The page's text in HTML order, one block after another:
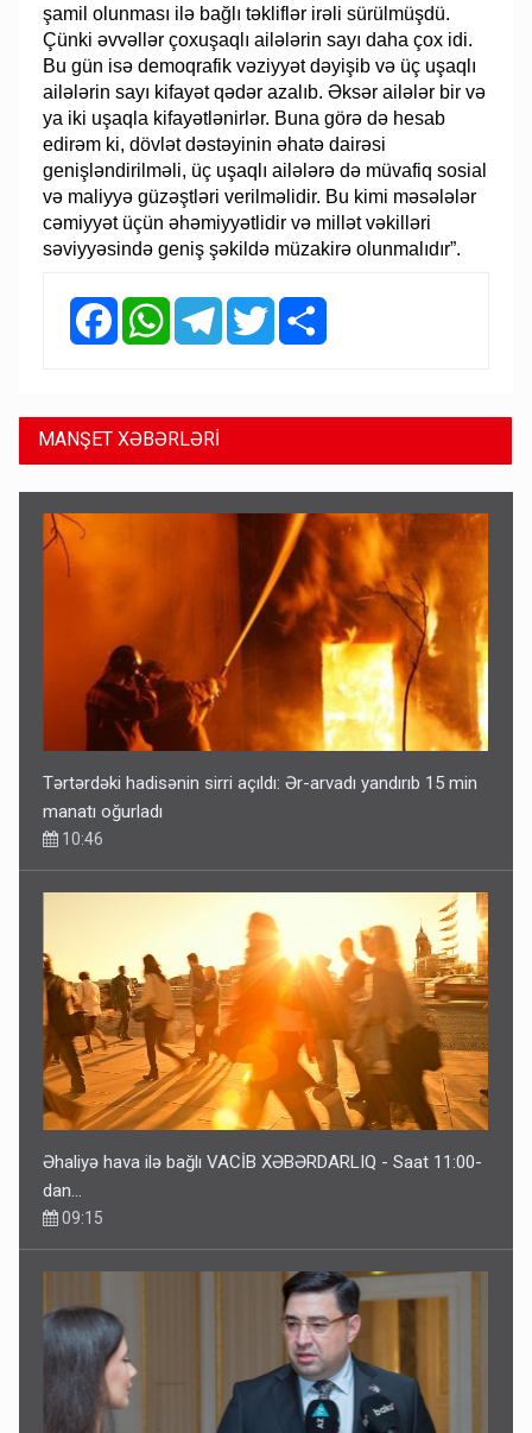
şamil olunması ilə bağlı təkliflər irəli sürülmüşdü.
Çünki əvvəllər çoxuşaqlı ailələrin sayı daha çox idi.
Bu gün isə demoqrafik vəziyyət dəyişib və üç uşaqlı
ailələrin sayı kifayət qədər azalıb. Əksər ailələr bir və
ya iki uşaqla kifayətlənirlər. Buna görə də hesab
edirəm ki, dövlət dəstəyinin əhatə dairəsi
genişləndirilməli, üç uşaqlı ailələrə də müvafiq sosial
və maliyyə güzəştləri verilməlidir. Bu kimi məsələlər
cəmiyyət üçün əhəmiyyətlidir və millət vəkilləri
səviyyəsində geniş şəkildə müzakirə olunmalıdır”.
FacebookWhatsAppTelegramTwitter
MANŞET XƏBƏRLƏRİ
Tərtərdəki hadisənin sirri açıldı: Ər-arvadı yandırıb 15 min
manatı oğurladı
10:46
Əhaliyə hava ilə bağlı VACİB XƏBƏRDARLIQ - Saat 11:00-
dan…
09:15